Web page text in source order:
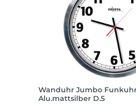
Wanduhr Jumbo
Alu.mattsilber D.5